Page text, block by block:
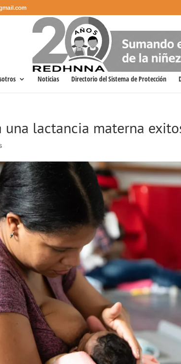
Noticias Directorio del Sistema de Protección
una lactancia materna